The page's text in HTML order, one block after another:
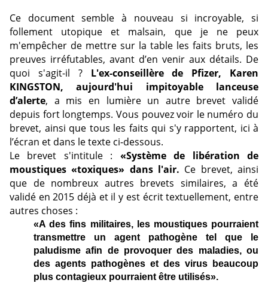
Ce document semble à nouveau si incroyable, si
follement utopique et malsain, que je ne peux
m'empêcher de mettre sur la table les faits bruts, les
preuves irréfutables, avant d’en venir aux détails. De
quoi s'agit-il ? L'ex-conseillère de Pfizer, Karen
KINGSTON, aujourd'hui impitoyable lanceuse
d’alerte, a mis en lumière un autre brevet validé
depuis fort longtemps. Vous pouvez voir le numéro du
brevet, ainsi que tous les faits qui s'y rapportent, ici à
l’écran et dans le texte ci-dessous.
Le brevet s'intitule : «Système de libération de
moustiques «toxiques» dans l'air. Ce brevet, ainsi
que de nombreux autres brevets similaires, a été
validé en 2015 déjà et il y est écrit textuellement, entre
autres choses :
«A des fins militaires, les moustiques pourraient
transmettre un agent pathogène tel que le
paludisme afin de provoquer des maladies, ou
des agents pathogènes et des virus beaucoup
plus contagieux pourraient être utilisés».